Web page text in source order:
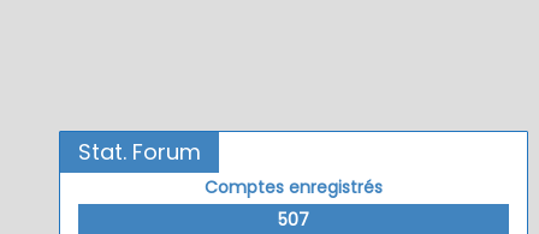
Stat. Forum
Comptes enregistrés
507